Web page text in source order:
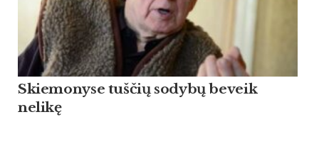
Skiemonyse tuščių sodybų beveik
nelikę